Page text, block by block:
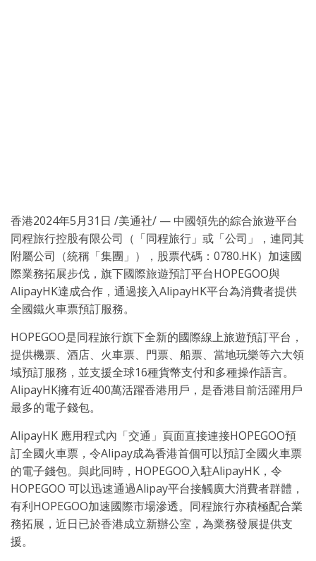
香港2024年5月31日 /美通社/ — 中國領先的綜合旅遊平台
同程旅行控股有限公司（「同程旅行」或「公司」，連同其
附屬公司（統稱「集團」），股票代碼：0780.HK）加速國
際業務拓展步伐，旗下國際旅遊預訂平台HOPEGOO與
AlipayHK達成合作，通過接入AlipayHK平台為消費者提供
全國鐵火車票預訂服務。
HOPEGOO是同程旅行旗下全新的國際線上旅遊預訂平台，
提供機票、酒店、火車票、門票、船票、當地玩樂等六大領
域預訂服務，並支援全球16種貨幣支付和多種操作語言。
AlipayHK擁有近400萬活躍香港用戶，是香港目前活躍用戶
最多的電子錢包。
AlipayHK 應用程式內「交通」頁面直接連接HOPEGOO預
訂全國火車票，令Alipay成為香港首個可以預訂全國火車票
的電子錢包。與此同時，HOPEGOO入駐AlipayHK，令
HOPEGOO 可以迅速通過Alipay平台接觸廣大消費者群體，
有利HOPEGOO加速國際市場滲透。同程旅行亦積極配合業
務拓展，近日已於香港成立新辦公室，為業務發展提供支
援。